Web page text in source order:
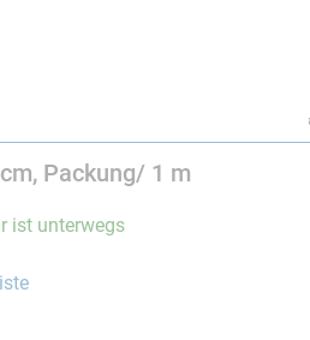
Faktor, weshalb
relevant:
und beschreibt, wie stark sich
rückgängig machen und
Packung/ 1 m
ist unterwegs